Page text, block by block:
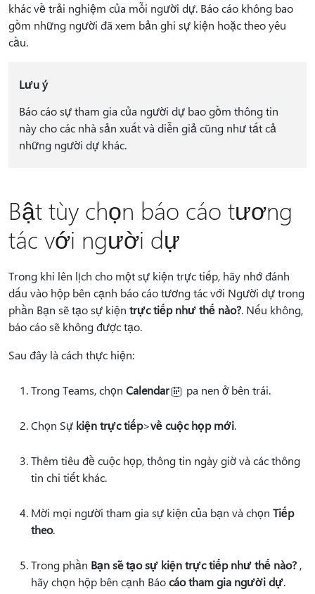
khác về trải nghiệm của mỗi người dự. Báo cáo không bao
gồm những người đã xem bản ghi sự kiện hoặc theo yêu
cầu.
Lưu ý
Báo cáo sự tham gia của người dự bao gồm thông tin
này cho các nhà sản xuất và diễn giả cũng như tất cả
những người dự khác.
Bật tùy chọn báo cáo tương
tác với người dự
Trong khi lên lịch cho một sự kiện trực tiếp, hãy nhớ đánh
dấu vào hộp bên cạnh báo cáo tương tác với Người dự trong
phần Bạn sẽ tạo sự kiện trực tiếp như thế nào?. Nếu không,
báo cáo sẽ không được tạo.
Sau đây là cách thực hiện:
Trong Teams, chọn Calendar pa nen ở bên trái.
Chọn Sự kiện trực tiếp>về cuộc họp mới.
Thêm tiêu đề cuộc họp, thông tin ngày giờ và các thông
tin chi tiết khác.
Mời mọi người tham gia sự kiện của bạn và chọn Tiếp
theo.
Trong phần Bạn sẽ tạo sự kiện trực tiếp như thế nào? ,
hãy chọn hộp bên cạnh Báocáo tham gia người dự.